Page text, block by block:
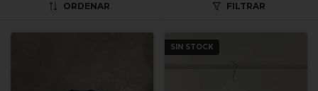
ORDENAR FILTRAR
SIN STOCK